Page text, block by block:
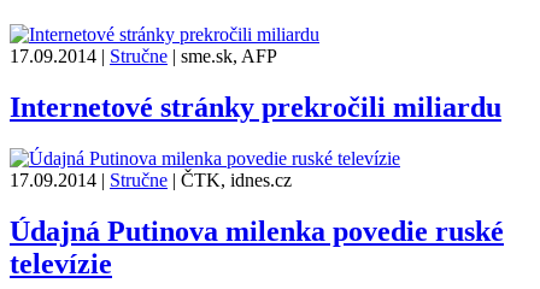
17.09.2014 | Stručne | sme.sk, AFP
Internetové stránky prekročili miliardu
17.09.2014 | Stručne | ČTK, idnes.cz
Údajná Putinova milenka povedie ruské
televízie